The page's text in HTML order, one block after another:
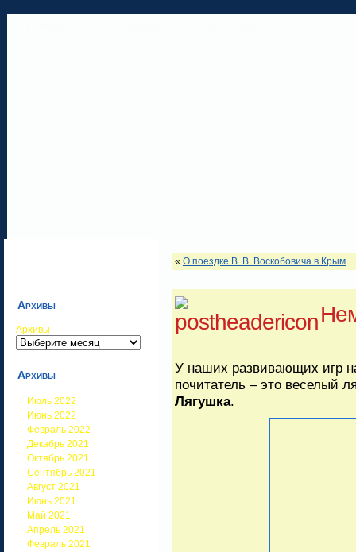
Архивы
Архивы
Архивы
Июль 2022
Июнь 2022
Февраль 2022
Декабрь 2021
Октябрь 2021
Сентябрь 2021
Август 2021
Июнь 2021
Май 2021
Апрель 2021
Февраль 2021
« О поездке В. В. Воскобовича в Крым
У наших развивающих игр
почитатель – это веселый
Лягушка.